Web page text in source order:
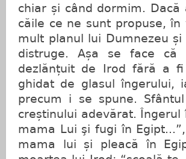
chiar și când dormim.
căile ce ne sunt propuse,
mult planul lui Dumnezeu
distruge. Așa se face
dezlănțuit de Irod fără a
ghidat de glasul îngerului,
precum i se spune.
creștinului adevărat. Îngerul
mama Lui şi fugi în
mama lui și pleacă în